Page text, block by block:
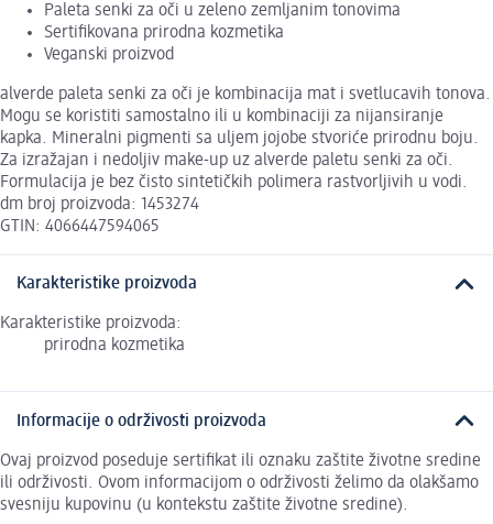
Paleta senki za oči u zeleno zemljanim tonovima
Sertifikovana prirodna kozmetika
Veganski proizvod
alverde paleta senki za oči je kombinacija mat i svetlucavih tonova.
Mogu se koristiti samostalno ili u kombinaciji za nijansiranje
kapka. Mineralni pigmenti sa uljem jojobe stvoriće prirodnu boju.
Za izražajan i nedoljiv make-up uz alverde paletu senki za oči.
Formulacija je bez čisto sintetičkih polimera rastvorljivih u vodi.
dm broj proizvoda: 1453274
GTIN: 4066447594065
Karakteristike proizvoda
Karakteristike proizvoda:
prirodna kozmetika
Informacije o održivosti proizvoda
Ovaj proizvod poseduje sertifikat ili oznaku zaštite životne sredine
ili održivosti. Ovom informacijom o održivosti želimo da olakšamo
svesniju kupovinu (u kontekstu zaštite životne sredine).